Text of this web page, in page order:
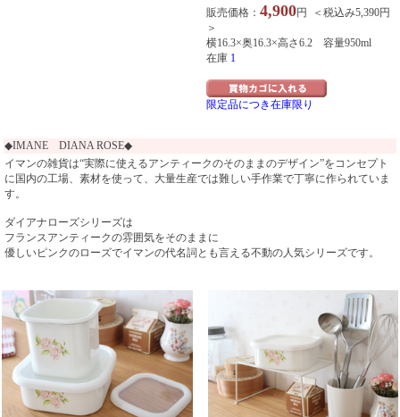
販売価格： 4,900円 ＜税込み5,390円
＞
横16.3×奥16.3×高さ6.2 容量950ml
在庫 1
限定品につき在庫限り
◆IMANE DIANA ROSE◆
イマンの雑貨は“実際に使えるアンティークのそのままのデザイン”をコンセプト
に国内の工場、素材を使って、大量生産では難しい手作業で丁寧に作られていま
す。
ダイアナローズシリーズは
フランスアンティークの雰囲気をそのままに
優しいピンクのローズでイマンの代名詞とも言える不動の人気シリーズです。